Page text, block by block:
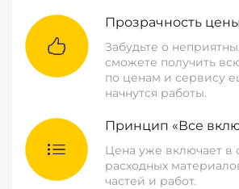
Прозрачность цены
Забудьте о
сможете получить
по ценам и сервису
начнутся работы.
Принцип «Все
Цена уже включает в
расходных
частей и работ.